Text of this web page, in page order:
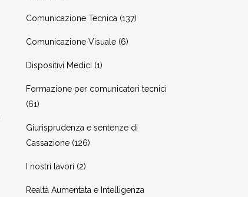
Comunicazione Tecnica (137)
Comunicazione Visuale (6)
Dispositivi Medici (1)
Formazione per comunicatori tecnici
(61)
Giurisprudenza e sentenze di
Cassazione (126)
I nostri lavori (2)
Realtà Aumentata e Intelligenza